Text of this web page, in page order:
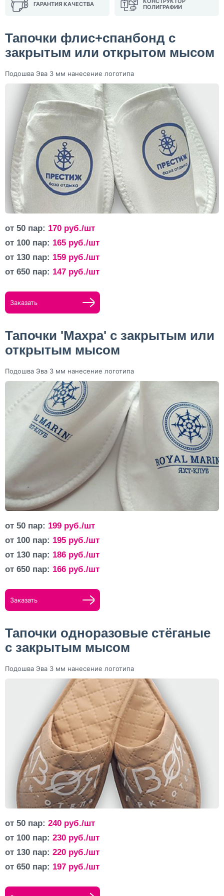
ГАРАНТИЯ КАЧЕСТВА
ПОЛИГРАФИИ
Тапочки флис+спанбонд с
закрытым или открытом мысом
Подошва Эва 3 мм нанесение логотипа
от 50 пар: 170 руб./шт
от 100 пар: 165 руб./шт
от 130 пар: 159 руб./шт
от 650 пар: 147 руб./шт
Заказать
Тапочки 'Махра' с закрытым или
открытым мысом
Подошва Эва 3 мм нанесение логотипа
от 50 пар: 199 руб./шт
от 100 пар: 195 руб./шт
от 130 пар: 186 руб./шт
от 650 пар: 166 руб./шт
Заказать
Тапочки одноразовые стёганые
с закрытым мысом
Подошва Эва 3 мм нанесение логотипа
от 50 пар: 240 руб./шт
от 100 пар: 230 руб./шт
от 130 пар: 220 руб./шт
от 650 пар: 197 руб./шт